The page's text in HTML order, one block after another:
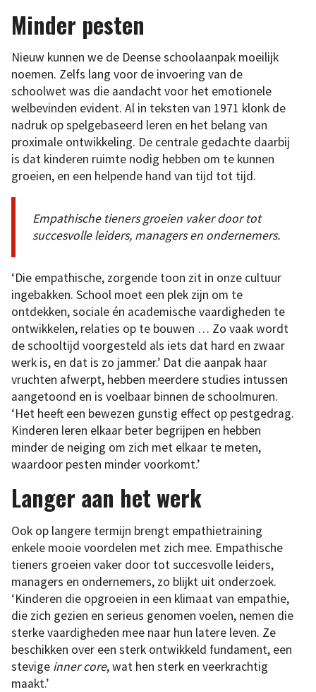
Minder pesten
Nieuw kunnen we de Deense schoolaanpak moeilijk
noemen. Zelfs lang voor de invoering van de
schoolwet was die aandacht voor het emotionele
welbevinden evident. Al in teksten van 1971 klonk de
nadruk op spelgebaseerd leren en het belang van
proximale ontwikkeling. De centrale gedachte daarbij
is dat kinderen ruimte nodig hebben om te kunnen
groeien, en een helpende hand van tijd tot tijd.
Empathische tieners groeien vaker door tot
succesvolle leiders, managers en ondernemers.
‘Die empathische, zorgende toon zit in onze cultuur
ingebakken. School moet een plek zijn om te
ontdekken, sociale én academische vaardigheden te
ontwikkelen, relaties op te bouwen … Zo vaak wordt
de schooltijd voorgesteld als iets dat hard en zwaar
werk is, en dat is zo jammer.’ Dat die aanpak haar
vruchten afwerpt, hebben meerdere studies intussen
aangetoond en is voelbaar binnen de schoolmuren.
‘Het heeft een bewezen gunstig effect op pestgedrag.
Kinderen leren elkaar beter begrijpen en hebben
minder de neiging om zich met elkaar te meten,
waardoor pesten minder voorkomt.’
Langer aan het werk
Ook op langere termijn brengt empathietraining
enkele mooie voordelen met zich mee. Empathische
tieners groeien vaker door tot succesvolle leiders,
managers en ondernemers, zo blijkt uit onderzoek.
‘Kinderen die opgroeien in een klimaat van empathie,
die zich gezien en serieus genomen voelen, nemen die
sterke vaardigheden mee naar hun latere leven. Ze
beschikken over een sterk ontwikkeld fundament, een
stevige inner core, wat hen sterk en veerkrachtig
maakt.’